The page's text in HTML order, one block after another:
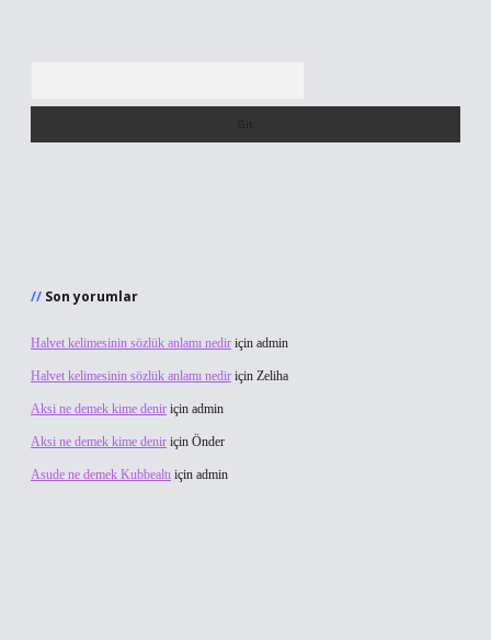
Son yorumlar
Halvet kelimesinin sözlük anlamı nedir için admin
Halvet kelimesinin sözlük anlamı nedir için Zeliha
Aksi ne demek kime denir için admin
Aksi ne demek kime denir için Önder
Asude ne demek Kubbealtı için admin